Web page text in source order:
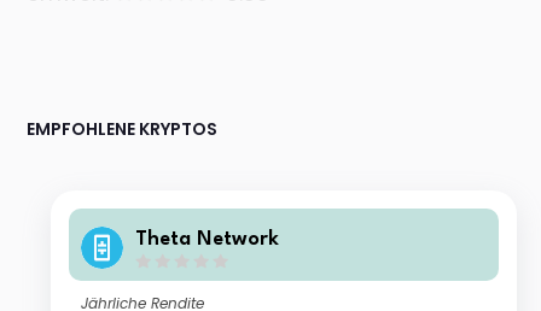
EMPFOHLENE KRYPTOS
Theta Network
Jährliche Rendite